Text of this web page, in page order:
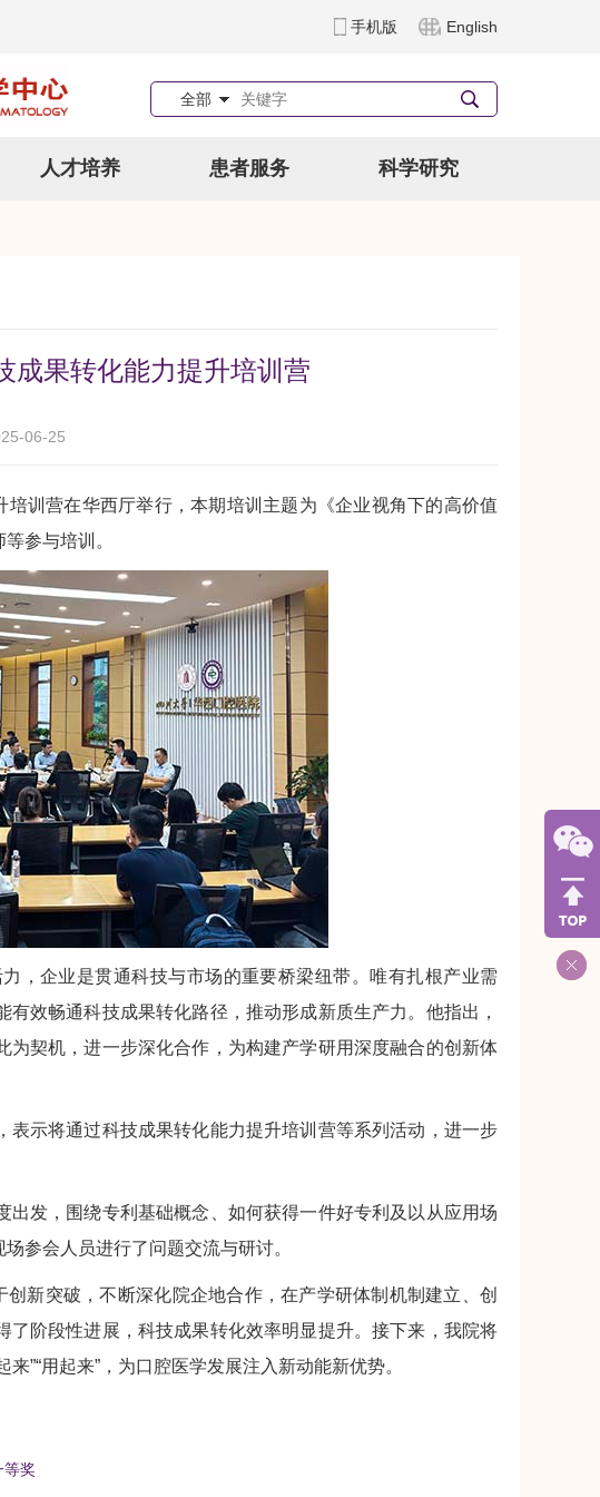
手机版 English
全部
人才培养 患者服务 科学研究
成果转化能力提升培训营
06-25
营在华西厅举行，本期培训主题为《企业视角下的高价值
参与培训。
企业是贯通科技与市场的重要桥梁纽带。唯有扎根产业需
效畅通科技成果转化路径，推动形成新质生产力。他指出，
契机，进一步深化合作，为构建产学研用深度融合的创新体
示将通过科技成果转化能力提升培训营等系列活动，进一步
发，围绕专利基础概念、如何获得一件好专利及以从应用场
参会人员进行了问题交流与研讨。
新突破，不断深化院企地合作，在产学研体制机制建立、创
阶段性进展，科技成果转化效率明显提升。接下来，我院将
”“用起来”，为口腔医学发展注入新动能新优势。
等奖